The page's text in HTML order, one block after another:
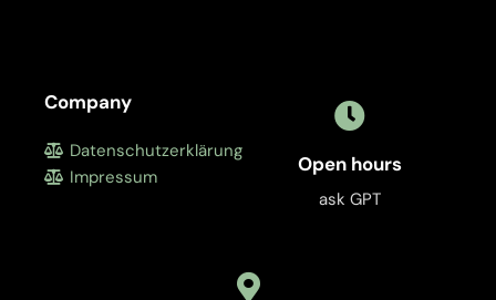
Company
Datenschutzerklärung
Impressum
Open hours
ask GPT